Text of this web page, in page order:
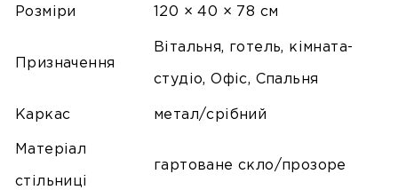
Розміри 120 × 40 × 78 см
Призначення
Вітальня, готель, кімната-
студіо, Офіс, Спальня
Каркас метал/срібний
Матеріал
стільниці
гартоване скло/прозоре